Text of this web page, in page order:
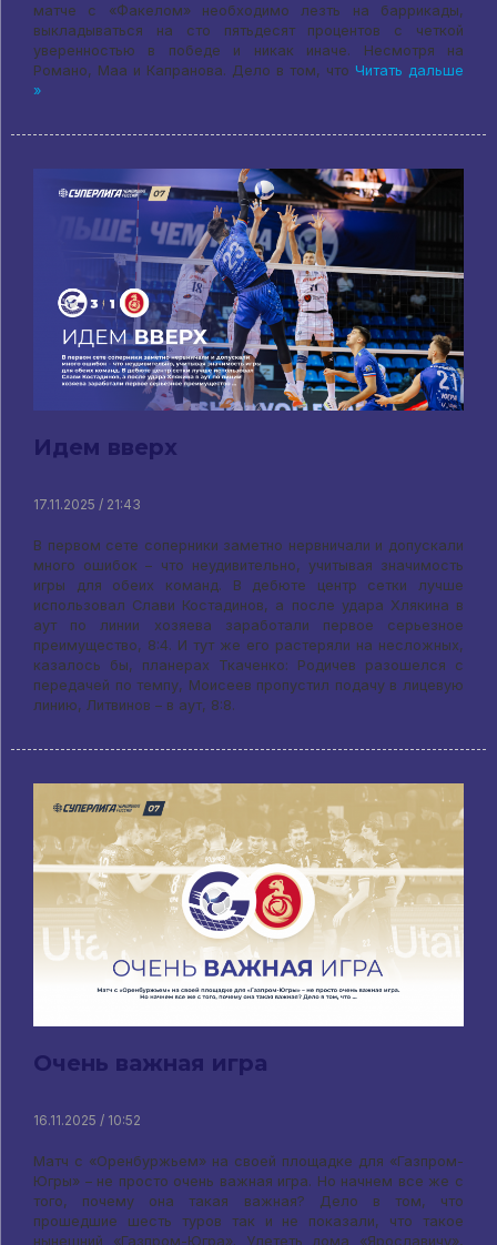
матче с «Факелом» необходимо лезть на баррикады,
выкладываться на сто пятьдесят процентов с четкой
уверенностью в победе и никак иначе. Несмотря на
Романо, Маа и Капранова. Дело в том, что Читать дальше
»
Идем вверх
17.11.2025 / 21:43
В первом сете соперники заметно нервничали и допускали
много ошибок – что неудивительно, учитывая значимость
игры для обеих команд. В дебюте центр сетки лучше
использовал Слави Костадинов, а после удара Хлякина в
аут по линии хозяева заработали первое серьезное
преимущество, 8:4. И тут же его растеряли на несложных,
казалось бы, планерах Ткаченко: Родичев разошелся с
передачей по темпу, Моисеев пропустил подачу в лицевую
линию, Литвинов – в аут, 8:8.
Очень важная игра
16.11.2025 / 10:52
Матч с «Оренбуржьем» на своей площадке для «Газпром-
Югры» – не просто очень важная игра. Но начнем все же с
того, почему она такая важная? Дело в том, что
прошедшие шесть туров так и не показали, что такое
нынешний «Газпром-Югра». Улететь дома «Ярославичу»,